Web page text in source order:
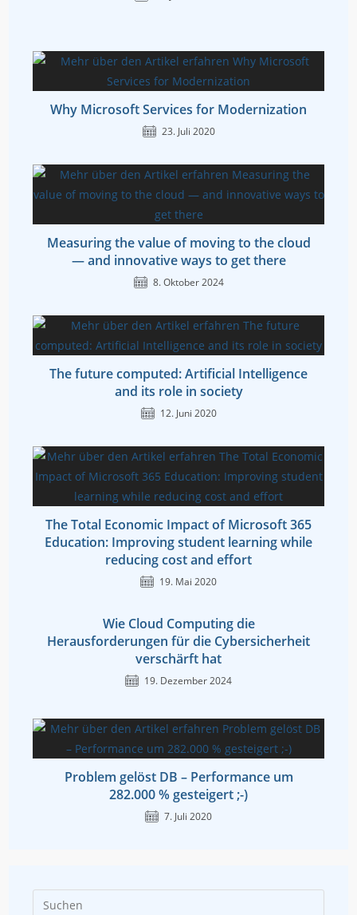
Why Microsoft Services for Modernization
23. Juli 2020
Measuring the value of moving to the cloud
— and innovative ways to get there
8. Oktober 2024
The future computed: Artificial Intelligence
and its role in society
12. Juni 2020
The Total Economic Impact of Microsoft 365
Education: Improving student learning while
reducing cost and effort
19. Mai 2020
Wie Cloud Computing die
Herausforderungen für die Cybersicherheit
verschärft hat
19. Dezember 2024
Problem gelöst DB – Performance um
282.000 % gesteigert ;-)
7. Juli 2020